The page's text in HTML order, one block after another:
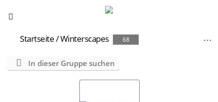
Startseite/Winterscapes 68
In dieser Gruppe suchen